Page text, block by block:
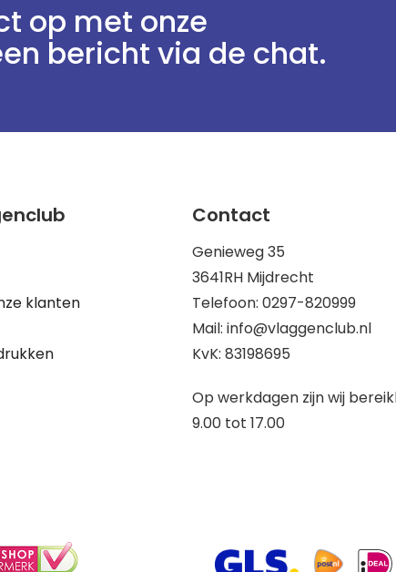
op met onze
bericht via de chat.
klanten
Contact
Genieweg 35
3641RH Mijdrecht
Telefoon: 0297-820999
Mail: info@vlaggenclub.nl
KvK: 83198695
Op werkdagen zijn wij
9.00 tot 17.00
5% Korting?
Nee, dankjewel